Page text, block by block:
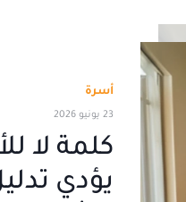
أسرة
23 يونيو 2026
كلمة لا
يؤدي